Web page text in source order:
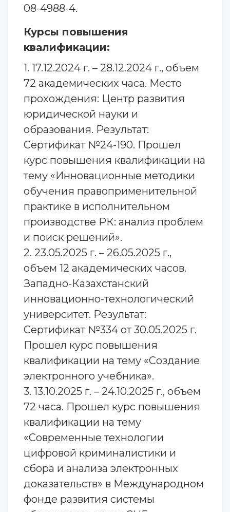
08-4988-4.
Курсы повышения
квалификации:
1. 17.12.2024 г. – 28.12.2024 г., объем
72 академических часа. Место
прохождения: Центр развития
юридической науки и
образования. Результат:
Сертификат №24-190. Прошел
курс повышения квалификации на
тему «Инновационные методики
обучения правоприменительной
практике в исполнительном
производстве РК: анализ проблем
и поиск решений».
2. 23.05.2025 г. – 26.05.2025 г.,
объем 12 академических часов.
Западно-Казахстанский
инновационно-технологический
университет. Результат:
Сертификат №334 от 30.05.2025 г.
Прошел курс повышения
квалификации на тему «Создание
электронного учебника».
3. 13.10.2025 г. – 24.10.2025 г., объем
72 часа. Прошел курс повышения
квалификации на тему
«Современные технологии
цифровой криминалистики и
сбора и анализа электронных
доказательств» в Международном
фонде развития системы